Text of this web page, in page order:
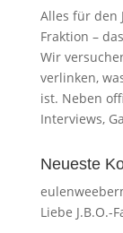
Alles für den
Fraktion –
Wir
verlinken,
ist. Neben
Interviews,
Neueste
Liebe